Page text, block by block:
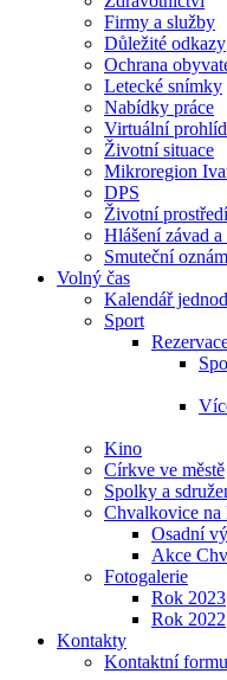
Firmy a služby
Důležité odkazy
Ochrana
Letecké snímky
Nabídky práce
Virtuální
Životní situace
Mikroregion
DPS
Životní
Hlášení závad a
Smuteční
Volný čas
Kalendář
Sport
Kino
Církve ve městě
Spolky a
Chvalkovice na
Osadní
Akce
Fotogalerie
Rok 2023
Rok 2022
Kontakty
Kontaktní